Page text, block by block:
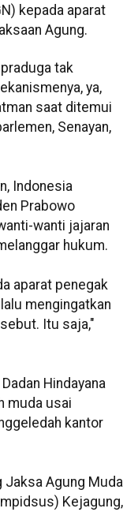
kepada aparat
Agung.
tak
ya,
saat ditemui
Senayan,
Indonesia
Prabowo
wanti jajaran
hukum.
aparat penegak
mengingatkan
Itu saja,"
Hindayana
muda usai
kantor
Jaksa Agung Muda
Kejagung,